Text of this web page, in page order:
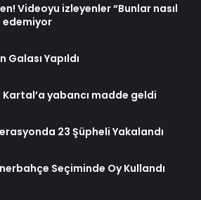
Videoyu izleyenler “Bunlar nasıl
edemiyor
Galası Yapıldı
yabancı madde geldi
23 Şüpheli Yakalandı
Seçiminde Oy Kullandı